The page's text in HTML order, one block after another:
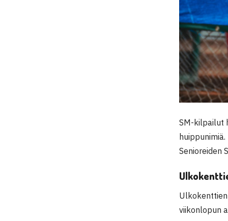
SM-kilpailut
Senioreiden
viikonlopun